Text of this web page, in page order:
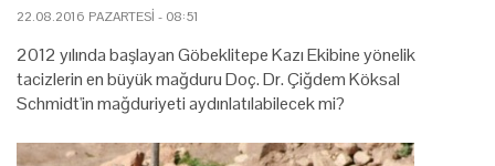
22.08.2016 PAZARTESI - 08:51
2012 yılında başlayan Göbeklitepe Kazı Ekibine yönelik
tacizlerin en büyük mağduru Doç. Dr. Çiğdem Köksal
Schmidt'in mağduriyeti aydınlatılabilecek mi?